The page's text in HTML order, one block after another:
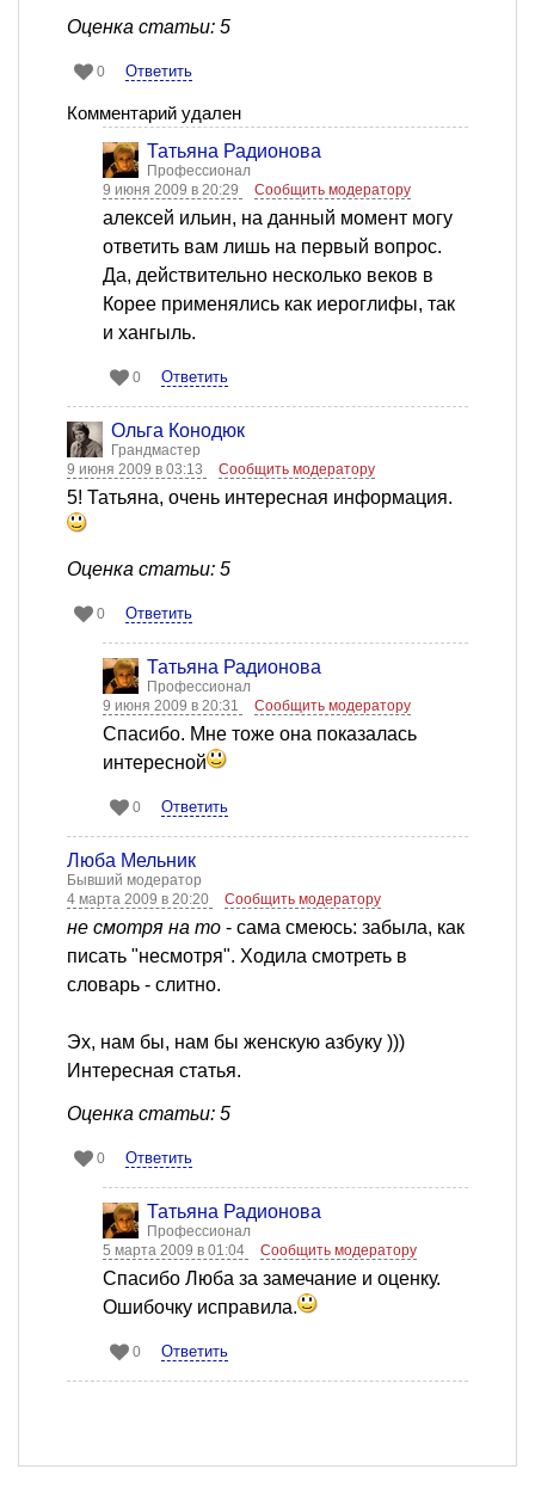
Оценка статьи: 5
0 Ответить
Комментарий удален
Татьяна Радионова
Профессионал
9 июня 2009 в 20:29
Сообщить модератору
алексей ильин, на данный момент могу
ответить вам лишь на первый вопрос.
Да, действительно несколько веков в
Корее применялись как иероглифы, так
и хангыль.
0 Ответить
Ольга Конодюк
Грандмастер
9 июня 2009 в 03:13
Сообщить модератору
5! Татьяна, очень интересная информация.
Оценка статьи: 5
0 Ответить
Татьяна Радионова
Профессионал
9 июня 2009 в 20:31
Сообщить модератору
Спасибо. Мне тоже она показалась
интересной
0 Ответить
Люба Мельник
Бывший модератор
4 марта 2009 в 20:20
Сообщить модератору
не смотря на то - сама смеюсь: забыла, как
писать "несмотря". Ходила смотреть в
словарь - слитно.
Эх, нам бы, нам бы женскую азбуку )))
Интересная статья.
Оценка статьи: 5
0 Ответить
Татьяна Радионова
Профессионал
5 марта 2009 в 01:04
Сообщить модератору
Спасибо Люба за замечание и оценку.
Ошибочку исправила.
0 Ответить